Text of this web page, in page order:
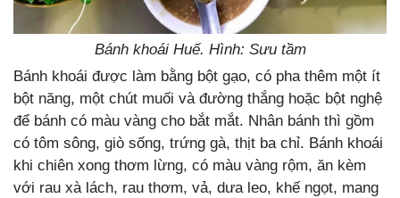
Bánh khoái Huế. Hình: Sưu tầm
Bánh khoái được làm bằng bột gạo, có pha thêm một ít
bột năng, một chút muối và đường thắng hoặc bột nghệ
để bánh có màu vàng cho bắt mắt. Nhân bánh thì gồm
có tôm sông, giò sống, trứng gà, thịt ba chỉ. Bánh khoái
khi chiên xong thơm lừng, có màu vàng rộm, ăn kèm
với rau xà lách, rau thơm, vả, dưa leo, khế ngọt, mang